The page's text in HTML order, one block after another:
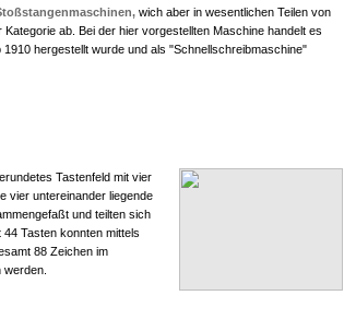
wich aber in wesentlichen Teilen von
ab. Bei der hier vorgestellten Maschine handelt es
hergestellt wurde und als "Schnellschreibmaschine"
Tastenfeld mit vier
vier untereinander liegende
und teilten sich
Tasten konnten mittels
88 Zeichen im